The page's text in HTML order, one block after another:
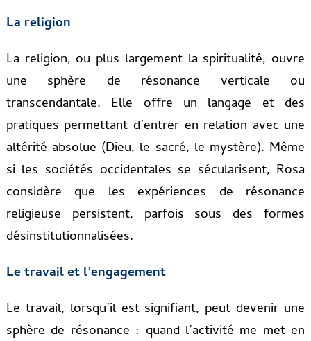
La religion
La religion, ou plus largement la spiritualité, ouvre
une sphère de résonance verticale ou
transcendantale. Elle offre un langage et des
pratiques permettant d’entrer en relation avec une
altérité absolue (Dieu, le sacré, le mystère). Même
si les sociétés occidentales se sécularisent, Rosa
considère que les expériences de résonance
religieuse persistent, parfois sous des formes
désinstitutionnalisées.
Le travail et l’engagement
Le travail, lorsqu’il est signifiant, peut devenir une
sphère de résonance : quand l’activité me met en